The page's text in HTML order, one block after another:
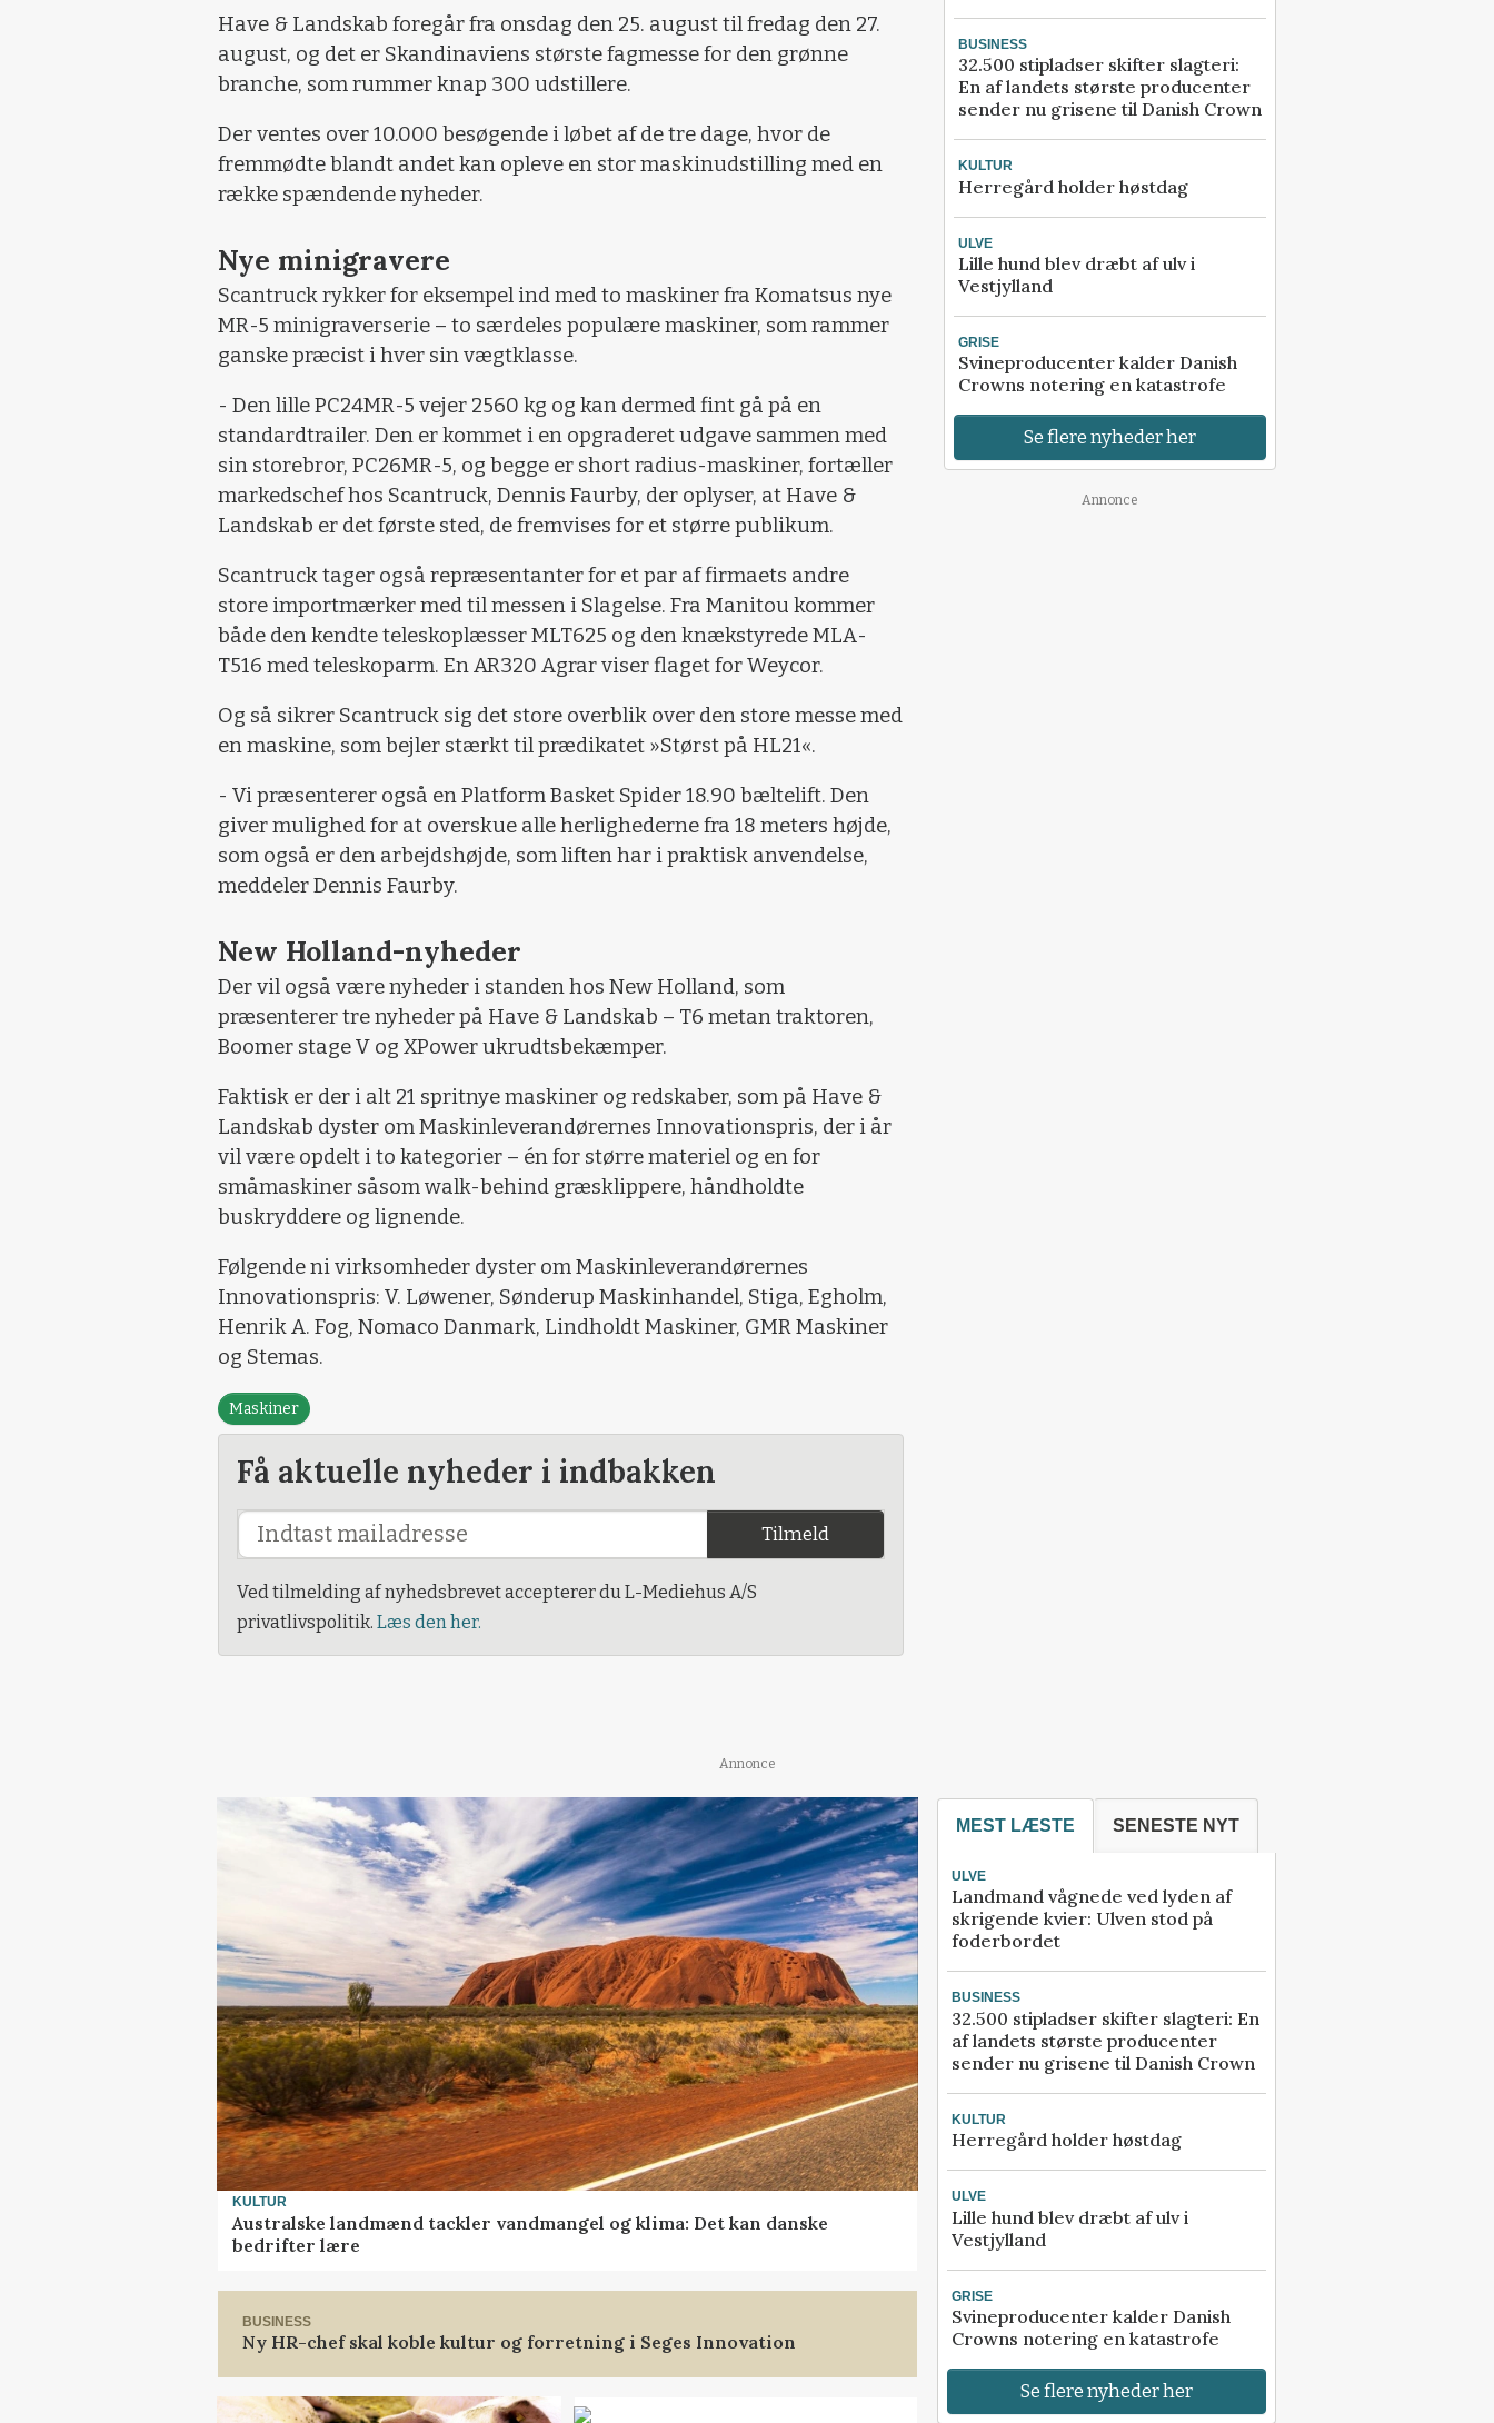
Have & Landskab foregår fra onsdag den 25. august til fredag den 27.
august, og det er Skandinaviens største fagmesse for den grønne
branche, som rummer knap 300 udstillere.
Der ventes over 10.000 besøgende i løbet af de tre dage, hvor de
fremmødte blandt andet kan opleve en stor maskinudstilling med en
række spændende nyheder.
Nye minigravere
Scantruck rykker for eksempel ind med to maskiner fra Komatsus nye
MR-5 minigraverserie – to særdeles populære maskiner, som rammer
ganske præcist i hver sin vægtklasse.
- Den lille PC24MR-5 vejer 2560 kg og kan dermed fint gå på en
standardtrailer. Den er kommet i en opgraderet udgave sammen med
sin storebror, PC26MR-5, og begge er short radius-maskiner, fortæller
markedschef hos Scantruck, Dennis Faurby, der oplyser, at Have &
Landskab er det første sted, de fremvises for et større publikum.
Scantruck tager også repræsentanter for et par af firmaets andre
store importmærker med til messen i Slagelse. Fra Manitou kommer
både den kendte teleskoplæsser MLT625 og den knækstyrede MLA-
T516 med teleskoparm. En AR320 Agrar viser flaget for Weycor.
Og så sikrer Scantruck sig det store overblik over den store messe med
en maskine, som bejler stærkt til prædikatet »Størst på HL21«.
- Vi præsenterer også en Platform Basket Spider 18.90 bæltelift. Den
giver mulighed for at overskue alle herlighederne fra 18 meters højde,
som også er den arbejdshøjde, som liften har i praktisk anvendelse,
meddeler Dennis Faurby.
New Holland-nyheder
Der vil også være nyheder i standen hos New Holland, som
præsenterer tre nyheder på Have & Landskab – T6 metan traktoren,
Boomer stage V og XPower ukrudtsbekæmper.
Faktisk er der i alt 21 spritnye maskiner og redskaber, som på Have &
Landskab dyster om Maskinleverandørernes Innovationspris, der i år
vil være opdelt i to kategorier – én for større materiel og en for
småmaskiner såsom walk-behind græsklippere, håndholdte
buskryddere og lignende.
Følgende ni virksomheder dyster om Maskinleverandørernes
Innovationspris: V. Løwener, Sønderup Maskinhandel, Stiga, Egholm,
Henrik A. Fog, Nomaco Danmark, Lindholdt Maskiner, GMR Maskiner
og Stemas.
Maskiner
Få aktuelle nyheder i indbakken
Tilmeld
Ved tilmelding af nyhedsbrevet accepterer du L-Mediehus A/S
privatlivspolitik. Læs den her.
BUSINESS
32.500 stipladser skifter slagteri:
En af landets største producenter
sender nu grisene til Danish Crown
KULTUR
Herregård holder høstdag
ULVE
Lille hund blev dræbt af ulv i
Vestjylland
GRISE
Svineproducenter kalder Danish
Crowns notering en katastrofe
Se flere nyheder her
Annonce
Annonce
KULTUR
Australske landmænd tackler vandmangel og klima: Det kan danske
bedrifter lære
BUSINESS
Ny HR-chef skal koble kultur og forretning i Seges Innovation
MEST LÆSTE SENESTE NYT
ULVE
Landmand vågnede ved lyden af
skrigende kvier: Ulven stod på
foderbordet
BUSINESS
32.500 stipladser skifter slagteri: En
af landets største producenter
sender nu grisene til Danish Crown
KULTUR
Herregård holder høstdag
ULVE
Lille hund blev dræbt af ulv i
Vestjylland
GRISE
Svineproducenter kalder Danish
Crowns notering en katastrofe
Se flere nyheder her